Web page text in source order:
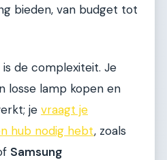
bieden, van budget tot
de complexiteit. Je
losse lamp kopen en
je vraagt je
hub nodig hebt, zoals
Samsung